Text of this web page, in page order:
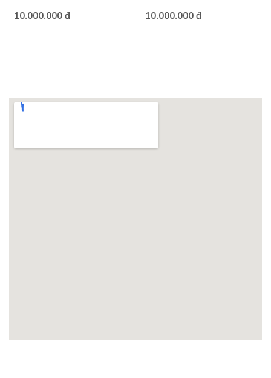
10.000.000 đ
10.000.000 đ